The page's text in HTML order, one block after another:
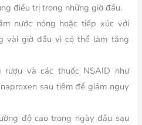
điều trị trong những giờ đầu.
nước nóng hoặc tiếp xúc với
vài giờ đầu vì có thể làm tăng
rượu và các thuốc NSAID như
sau tiêm để giảm nguy
độ cao trong ngày đầu sau